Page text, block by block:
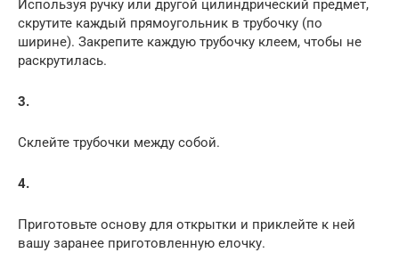
Используя ручку или другой цилиндрический предмет,
скрутите каждый прямоугольник в трубочку (по
ширине). Закрепите каждую трубочку клеем, чтобы не
раскрутилась.
3.
Склейте трубочки между собой.
4.
Приготовьте основу для открытки и приклейте к ней
вашу заранее приготовленную елочку.